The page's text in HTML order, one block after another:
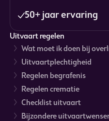
50+ jaar ervaring
Uitvaart regelen
Wat moet ik doen bij
Uitvaartplechtigheid
Regelen begrafenis
Regelen crematie
Checklist uitvaart
Bijzondere